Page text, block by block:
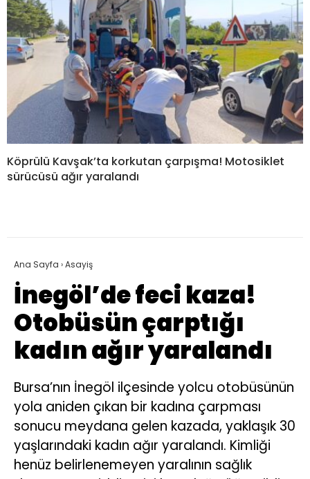
Köprülü Kavşak’ta korkutan çarpışma! Motosiklet
sürücüsü ağır yaralandı
Ana Sayfa ›Asayiş
İnegöl’de feci kaza!
Otobüsün çarptığı
kadın ağır yaralandı
Bursa’nın İnegöl ilçesinde yolcu otobüsünün
yola aniden çıkan bir kadına çarpması
sonucu meydana gelen kazada, yaklaşık 30
yaşlarındaki kadın ağır yaralandı. Kimliği
henüz belirlenemeyen yaralının sağlık